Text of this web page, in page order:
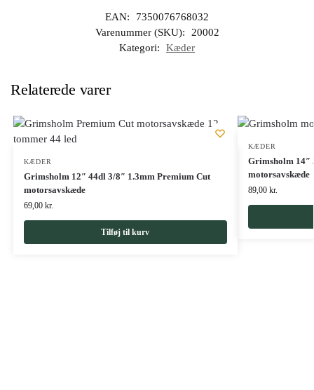
EAN:
7350076768032
Varenummer (SKU):
20002
Kategori:
Kæder
Relaterede varer
KÆDER
Grimsholm 12″ 44dl 3/8″ 1.3mm Premium Cut
motorsavskæde
69,00 kr.
Tilføj til kurv
KÆDER
Grimsholm 14″
motorsavskæde
89,00 kr.